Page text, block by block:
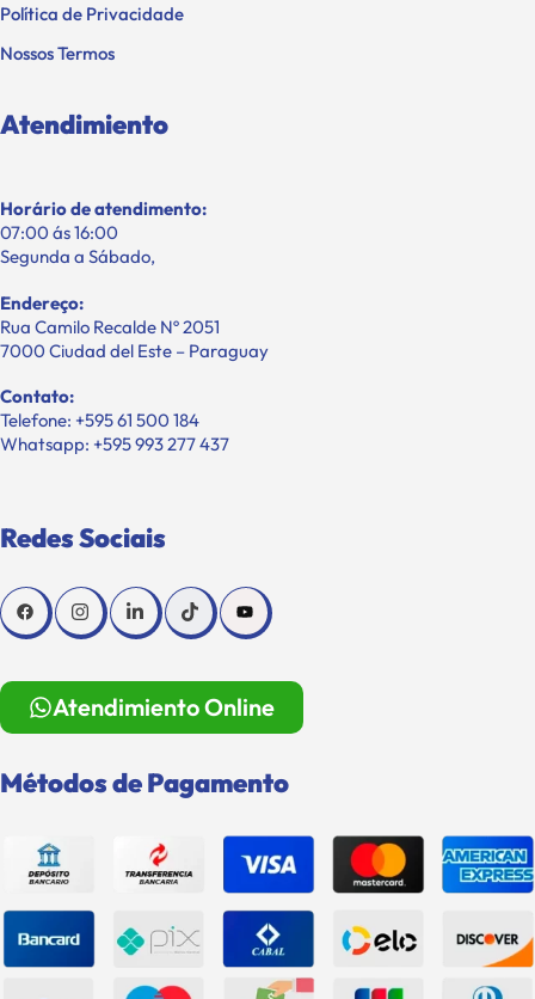
Política de Privacidade
Nossos Termos
Atendimiento
Horário de atendimento:
07:00 ás 16:00
Segunda a Sábado,
Endereço:
Rua Camilo Recalde Nº 2051
7000 Ciudad del Este – Paraguay
Contato:
Telefone: +595 61 500 184
Whatsapp: +595 993 277 437
Redes Sociais
Atendimiento Online
Métodos de Pagamento